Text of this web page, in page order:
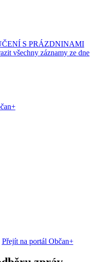
S PRÁZDNINAMI
všechny záznamy ze dne
Přejít na portál Občan+